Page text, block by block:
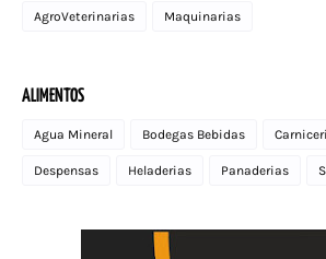
AgroVeterinarias Maquinarias
ALIMENTOS
Agua Mineral Bodegas Bebidas
Despensas Heladerias Panaderias